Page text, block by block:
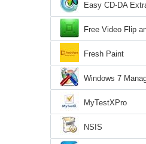
Easy CD-DA
Free Video Flip
Fresh Paint
Windows 7
MyTestXPro
NSIS